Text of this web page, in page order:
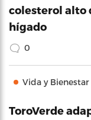
colesterol alto
hígado
0
Vida y Bienestar
ToroVerde